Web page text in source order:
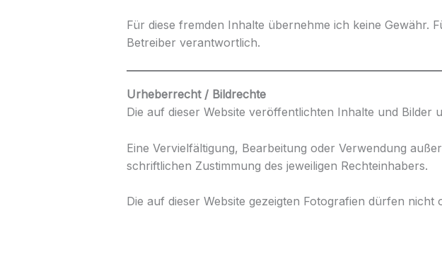
Für diese fremden Inhalte übernehme ich keine Gewähr.
Betreiber verantwortlich.
Urheberrecht / Bildrechte
Die auf dieser Website veröffentlichten Inhalte und Bilder
Eine Vervielfältigung, Bearbeitung oder Verwendung
schriftlichen Zustimmung des jeweiligen Rechteinhabers.
Die auf dieser Website gezeigten Fotografien dürfen